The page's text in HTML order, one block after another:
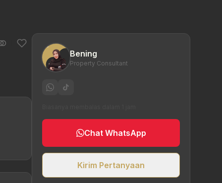
Bening
Property Consultant
Chat WhatsApp
Kirim Pertanyaan